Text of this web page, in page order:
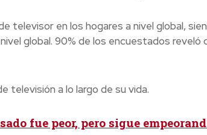
televisor en los hogares a nivel global,
global. 90% de los encuestados reveló
televisión a lo largo de su vida.
fue peor, pero sigue